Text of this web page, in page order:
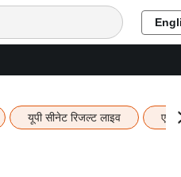
यूपी सीनेट रिजल्ट लाइव